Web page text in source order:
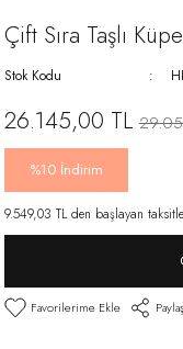
Çift Sıra Taşlı Küpe
Stok Kodu
26.145,00 TL
%10 İndirim
9.549,03 TL den başlayan
Paylaş